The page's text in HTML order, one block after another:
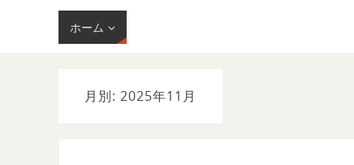
ホーム
月別: 2025年11月